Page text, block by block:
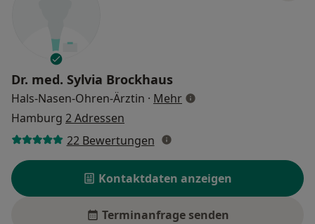
Dr. med. Sylvia Brockhaus
Hals-Nasen-Ohren-Ärztin · Mehrüber Spezialisierungen
Hamburg 2 Adressen
22 Bewertungen
Kontaktdaten anzeigen
Terminanfrage senden